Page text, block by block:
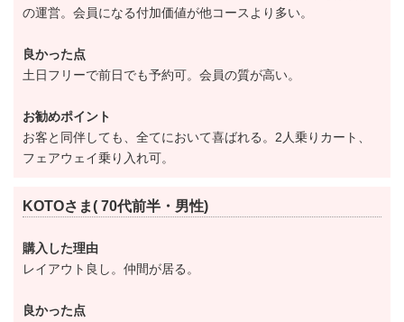
メンバー用のフリー枠もご用意しておりますので、い
ゆとりあるクラブライフを送りたい方や自然の中でゴ
ゴルフ会員権をご検討中の方や会員権の相場について
詳しく知りたい方はお気軽にお問合せください。
アスレチックガーデンゴルフ倶楽部のゴルフラウンド
い。
の運営。会員になる付加価値が他コースより多い。
良かった点
土日フリーで前日でも予約可。会員の質が高い。
お勧めポイント
お客と同伴しても、全てにおいて喜ばれる。2人乗りカート、
フェアウェイ乗り入れ可。
KOTOさま( 70代前半・男性)
購入した理由
レイアウト良し。仲間が居る。
良かった点